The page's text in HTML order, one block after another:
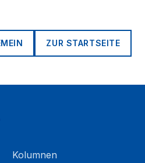
ZUR STARTSEITE
Kolumnen